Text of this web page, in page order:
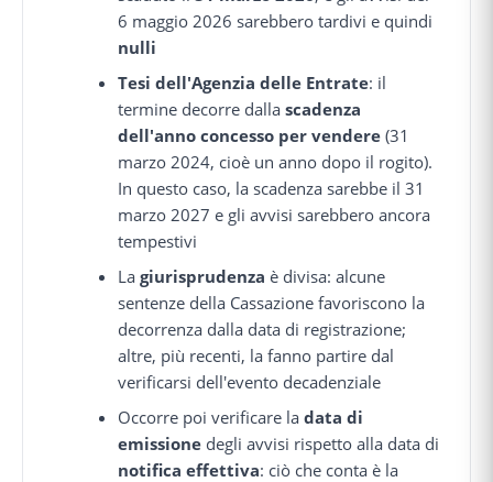
6 maggio 2026 sarebbero tardivi e quindi
nulli
Tesi dell'Agenzia delle Entrate: il
termine decorre dallascadenza
dell'anno concesso per vendere (31
marzo 2024, cioè un anno dopo il rogito).
In questo caso, la scadenza sarebbe il 31
marzo 2027 e gli avvisi sarebbero ancora
tempestivi
Lagiurisprudenza è divisa: alcune
sentenze della Cassazione favoriscono la
decorrenza dalla data di registrazione;
altre, più recenti, la fanno partire dal
verificarsi dell'evento decadenziale
Occorre poi verificare ladata di
emissione degli avvisi rispetto alla data di
notifica effettiva: ciò che conta è la